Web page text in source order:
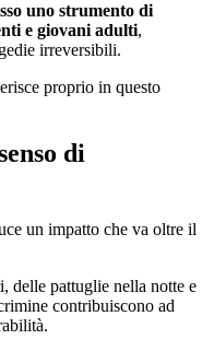
uno strumento di
e giovani adulti,
irreversibili.
proprio in questo
di
un impatto che va oltre il
delle pattuglie nella notte e
contribuiscono ad